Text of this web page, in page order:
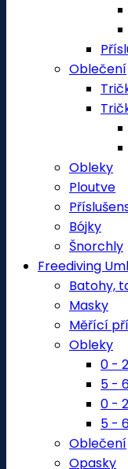
Oblečení
Obleky
Ploutve
Bójky
Šnorchly
Freediving
Batohy,
Masky
Měřící
Obleky
0 -
5 -
0 -
5 -
Oblečení
Opasky